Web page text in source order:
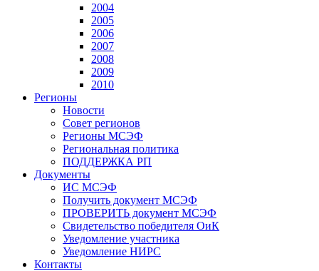
2004
2005
2006
2007
2008
2009
2010
Регионы
Новости
Совет регионов
Регионы МСЭФ
Региональная политика
ПОДДЕРЖКА РП
Документы
ИС МСЭФ
Получить документ МСЭФ
ПРОВЕРИТЬ документ МСЭФ
Свидетельство победителя ОиК
Уведомление участника
Уведомление НИРС
Контакты